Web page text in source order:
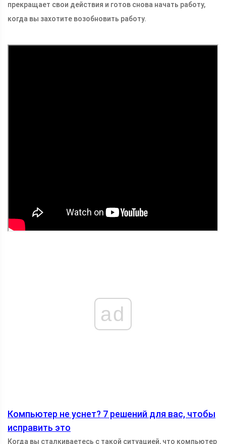
прекращает свои действия и готов снова начать работу,
когда вы захотите возобновить работу.
ad
Компьютер не уснет? 7 решений для вас, чтобы
исправить это
Когда вы сталкиваетесь с такой ситуацией, что компьютер